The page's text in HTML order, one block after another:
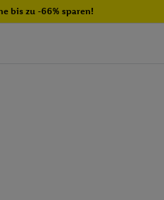
bis zu -66% sparen!